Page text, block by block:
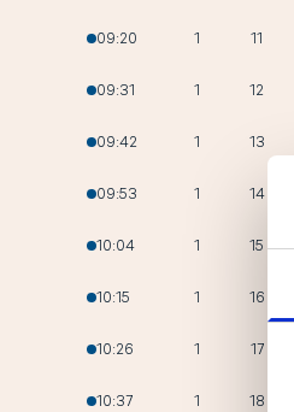
09:20 1 11
09:31 1 12
09:42 1 13
09:53 1 14
10:04 1 15
10:15 1 16
10:26 1 17
10:37 1 18